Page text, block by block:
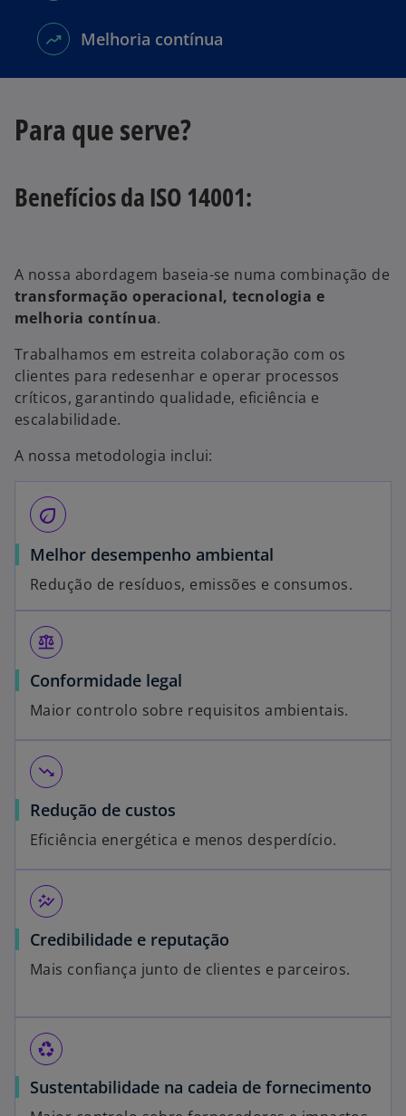
Melhoria contínua
Para que serve?
Benefícios da ISO 14001:
A nossa abordagem baseia-se numa combinação de
transformação operacional, tecnologia e
melhoria contínua.
Trabalhamos em estreita colaboração com os
clientes para redesenhar e operar processos
críticos, garantindo qualidade, eficiência e
escalabilidade.
A nossa metodologia inclui:
eco
Melhor desempenho ambiental
Redução de resíduos, emissões e consumos.
balance
Conformidade legal
Maior controlo sobre requisitos ambientais.
trending_down
Redução de custos
Eficiência energética e menos desperdício.
auto_graph
Credibilidade e reputação
Mais confiança junto de clientes e parceiros.
recycling
Sustentabilidade na cadeia de fornecimento